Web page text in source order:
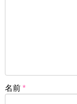
名前 *